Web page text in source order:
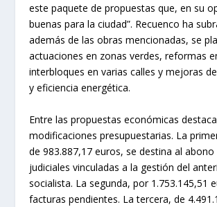
este paquete de propuestas que, en su
buenas para la ciudad”. Recuenco ha
además de las obras mencionadas, se
actuaciones en zonas verdes, reformas
interbloques en varias calles y mejoras
y eficiencia energética.
Entre las propuestas económicas
modificaciones presupuestarias. La
de 983.887,17 euros, se destina al
judiciales vinculadas a la gestión del
socialista. La segunda, por 1.753.145,51
facturas pendientes. La tercera, de